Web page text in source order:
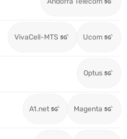
VivaCell-MTS Ucom
Optus
A1.net Magenta